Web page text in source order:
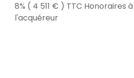
8% ( 4 511 € ) TTC Honoraires
l'acquéreur